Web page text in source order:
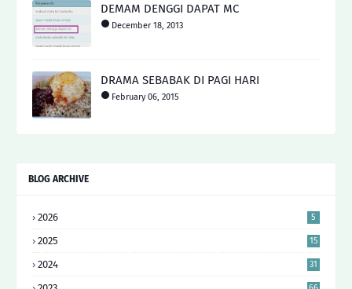
DEMAM DENGGI DAPAT MC
December 18, 2013
DRAMA SEBABAK DI PAGI HARI
February 06, 2015
BLOG ARCHIVE
2026 5
2025 15
2024 31